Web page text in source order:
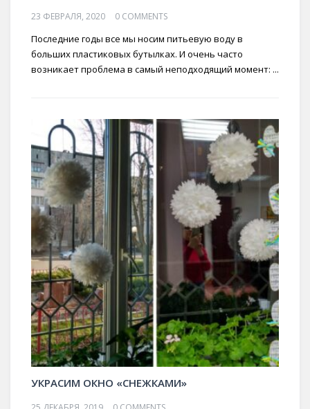
23 ФЕВРАЛЯ, 2020 0 COMMENTS
Последние годы все мы носим питьевую воду в
больших пластиковых бутылках. И очень часто
возникает проблема в самый неподходящий момент: ...
УКРАСИМ ОКНО «СНЕЖКАМИ»